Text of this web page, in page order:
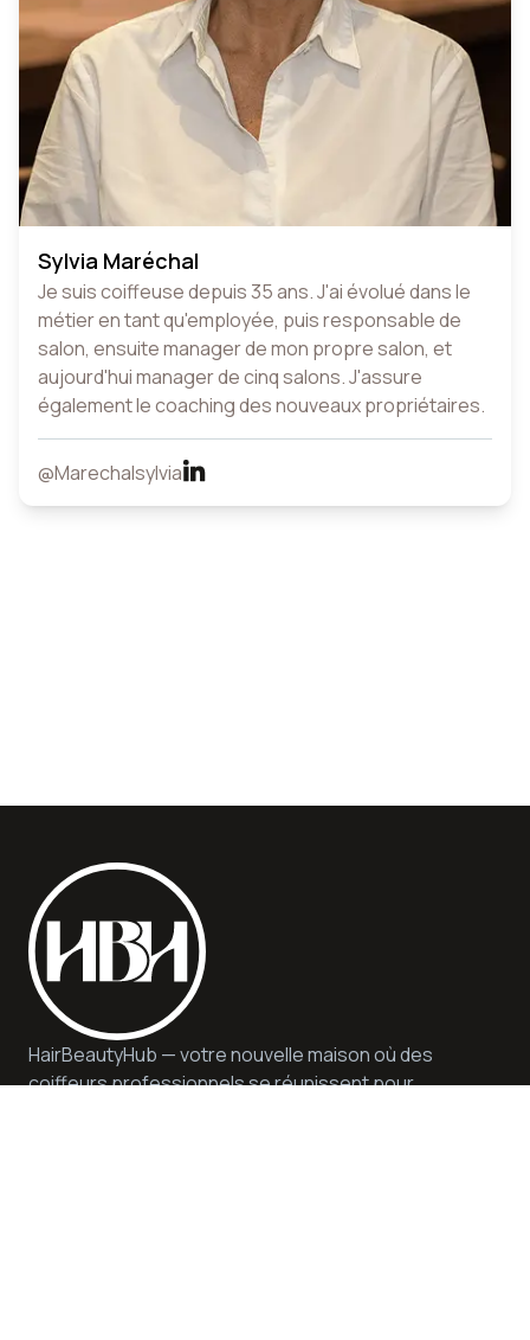
Sylvia Maréchal
Je suis coiffeuse depuis 35 ans. J'ai évolué dans le
métier en tant qu'employée, puis responsable de
salon, ensuite manager de mon propre salon, et
aujourd'hui manager de cinq salons. J'assure
également le coaching des nouveaux propriétaires.
@Marechalsylvia
HairBeautyHub — votre nouvelle maison où des
coiffeurs professionnels se réunissent pour